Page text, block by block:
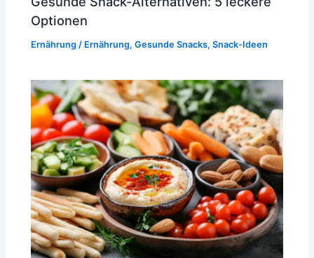
Optionen
Ernährung / Ernährung,Gesunde Snacks,Snack-Ideen